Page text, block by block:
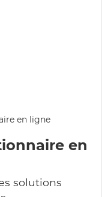
en
solutions